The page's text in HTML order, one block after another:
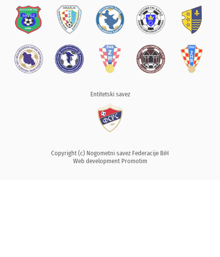
Entitetski savez
Copyright (c) Nogometni savez Federacije BiH
Web development Promotim